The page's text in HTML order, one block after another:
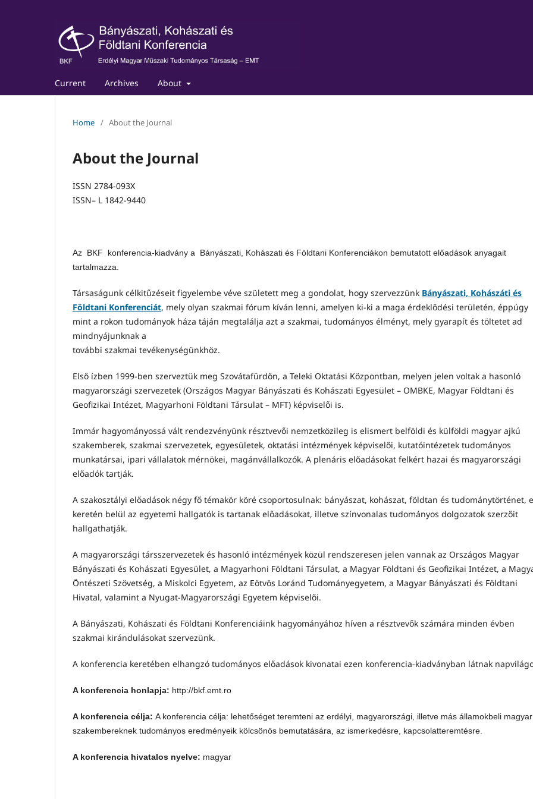
Current Archives About
Home / About the Journal
About the Journal
ISSN 2784-093X
ISSN– L 1842-9440
Az BKF konferencia-kiadvány a Bányászati, Kohászati és Földtani Konferenciákon bemutatott előadások anyagait
tartalmazza.
Társaságunk célkitűzéseit figyelembe véve született meg a gondolat, hogy szervezzünk Bányászati, Kohászáti és
Földtani Konferenciát, mely olyan szakmai fórum kíván lenni, amelyen ki-ki a maga érdeklődési területén, éppúgy
mint a rokon tudományok háza táján megtalálja azt a szakmai, tudományos élményt, mely gyarapít és töltetet ad
mindnyájunknak a
további szakmai tevékenységünkhöz.
Első ízben 1999-ben szerveztük meg Szovátafürdőn, a Teleki Oktatási Központban, melyen jelen voltak a hasonló
magyarországi szervezetek (Országos Magyar Bányászati és Kohászati Egyesület – OMBKE, Magyar Földtani és
Geofizikai Intézet, Magyarhoni Földtani Társulat – MFT) képviselői is.
Immár hagyományossá vált rendezvényünk résztvevői nemzetközileg is elismert belföldi és külföldi magyar ajkú
szakemberek, szakmai szervezetek, egyesületek, oktatási intézmények képviselői, kutatóintézetek tudományos
munkatársai, ipari vállalatok mérnökei, magánvállalkozók. A plenáris előadásokat felkért hazai és magyarországi
előadók tartják.
A szakosztályi előadások négy fő témakör köré csoportosulnak: bányászat, kohászat, földtan és tudománytörténet,
keretén belül az egyetemi hallgatók is tartanak előadásokat, illetve színvonalas tudományos dolgozatok szerzőit
hallgathatják.
A magyarországi társszervezetek és hasonló intézmények közül rendszeresen jelen vannak az Országos Magyar
Bányászati és Kohászati Egyesület, a Magyarhoni Földtani Társulat, a Magyar Földtani és Geofizikai Intézet, a
Öntészeti Szövetség, a Miskolci Egyetem, az Eötvös Loránd Tudományegyetem, a Magyar Bányászati és Földtani
Hivatal, valamint a Nyugat-Magyarországi Egyetem képviselői.
A Bányászati, Kohászati és Földtani Konferenciáink hagyományához híven a résztvevők számára minden évben
szakmai kirándulásokat szervezünk.
A konferencia keretében elhangzó tudományos előadások kivonatai ezen konferencia-kiadványban látnak
A konferencia honlapja: http://bkf.emt.ro
A konferencia célja: Akonferencia célja: lehetőséget teremteni az erdélyi, magyarországi, illetve más államokbeli magyar
szakembereknek tudományos eredményeik kölcsönös bemutatására, az ismerkedésre, kapcsolatteremtésre.
A konferencia hivatalos nyelve: magyar